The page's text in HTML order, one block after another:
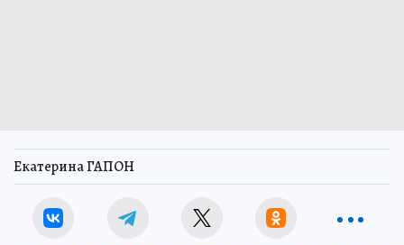
Екатерина ГАПОН